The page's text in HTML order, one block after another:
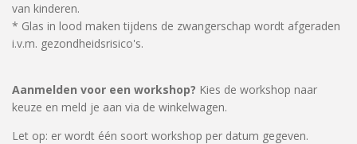
van kinderen.
* Glas in lood maken tijdens de zwangerschap wordt afgeraden
i.v.m. gezondheidsrisico's.
Aanmelden voor een workshop? Kies de workshop naar
keuze en meld je aan via de winkelwagen.
Let op: er wordt één soort workshop per datum gegeven.